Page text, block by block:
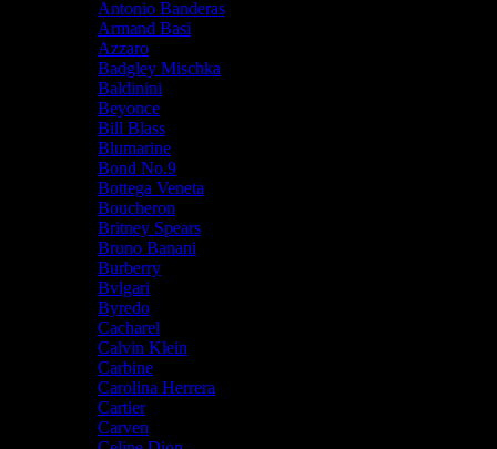
Antonio Banderas
Armand Basi
Azzaro
Badgley Mischka
Baldinini
Beyonce
Bill Blass
Blumarine
Bond No.9
Bottega Veneta
Boucheron
Britney Spears
Bruno Banani
Burberry
Bvlgari
Byredo
Cacharel
Calvin Klein
Carbine
Carolina Herrera
Cartier
Carven